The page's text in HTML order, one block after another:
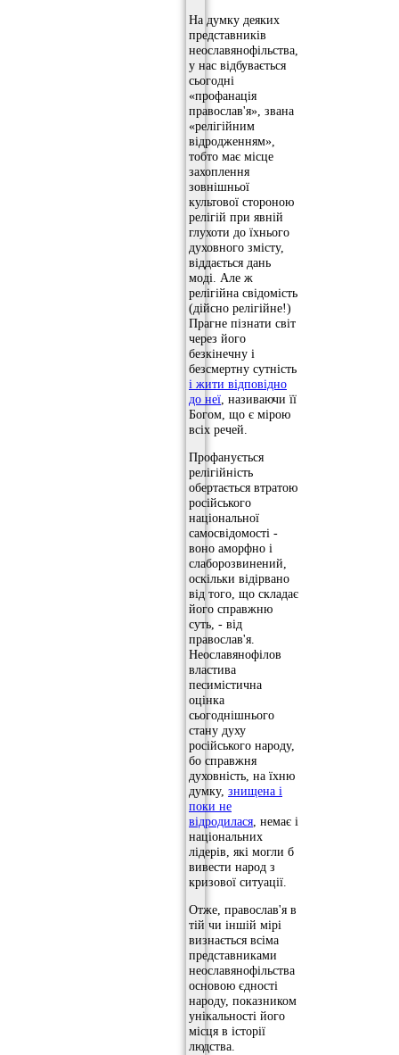
На думку деяких
представників
неославянофільства,
у нас відбувається
сьогодні
«профанація
православ'я», звана
«релігійним
відродженням»,
тобто має місце
захоплення
зовнішньої
культової стороною
релігій при явній
глухоти до їхнього
духовного змісту,
віддається дань
моді. Але ж
релігійна свідомість
(дійсно релігійне!)
Прагне пізнати світ
через його
безкінечну і
безсмертну сутність
і жити відповідно
до неї , називаючи її
Богом, що є мірою
всіх речей.
Профанується
релігійність
обертається втратою
російського
національної
самосвідомості -
воно аморфно і
слаборозвинений,
оскільки відірвано
від того, що складає
його справжню
суть, - від
православ'я.
Неославянофілов
властива
песимістична
оцінка
сьогоднішнього
стану духу
російського народу,
бо справжня
духовність, на їхню
думку, знищена і
поки не
відродилася , немає і
національних
лідерів, які могли б
вивести народ з
кризової ситуації.
Отже, православ'я в
тій чи іншій мірі
визнається всіма
представниками
неославянофільства
основою єдності
народу, показником
унікальності його
місця в історії
людства.